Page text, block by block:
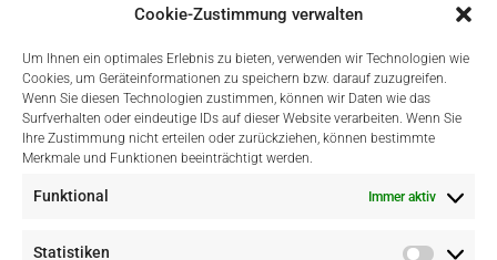
Cookie-Zustimmung verwalten
Um Ihnen ein optimales Erlebnis zu bieten, verwenden wir Technologien wie
Cookies, um Geräteinformationen zu speichern bzw. darauf zuzugreifen.
Wenn Sie diesen Technologien zustimmen, können wir Daten wie das
Surfverhalten oder eindeutige IDs auf dieser Website verarbeiten. Wenn Sie
Ihre Zustimmung nicht erteilen oder zurückziehen, können bestimmte
Merkmale und Funktionen beeinträchtigt werden.
Funktional Immer aktiv
Statistiken
Einfach Online Bezahlen